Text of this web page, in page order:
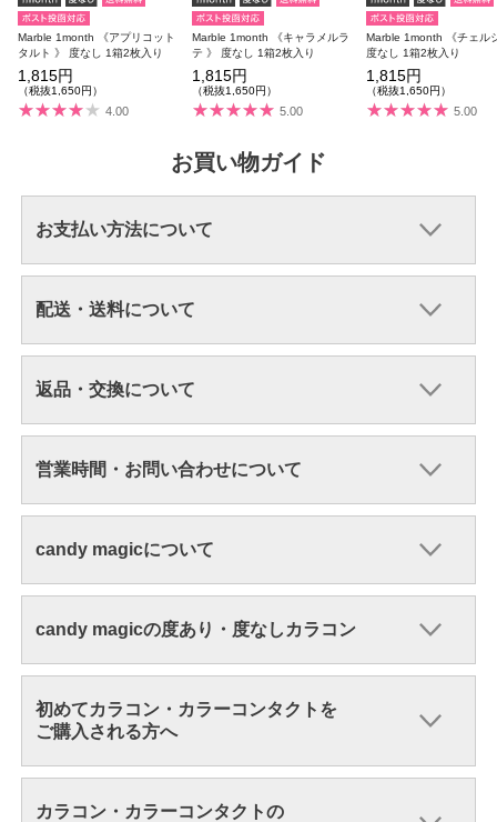
Marble 1month 《アプリコット
タルト 》 度なし 1箱2枚入り
1,815円
（税抜1,650円）
4.00
Marble 1month 《キャラメルラ
テ 》 度なし 1箱2枚入り
1,815円
（税抜1,650円）
5.00
Marble 1month 《チェル
度なし 1箱2枚入り
1,815円
（税抜1,650円）
5.00
お買い物ガイド
お支払い方法について
配送・送料について
返品・交換について
営業時間・お問い合わせについて
candy magicについて
candy magicの度あり・度なしカラコン
初めてカラコン・カラーコンタクトを
ご購入される方へ
カラコン・カラーコンタクトの